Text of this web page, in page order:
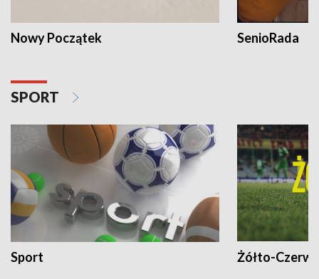
Nowy Początek SenioRada
SPORT
Sport Żółto-